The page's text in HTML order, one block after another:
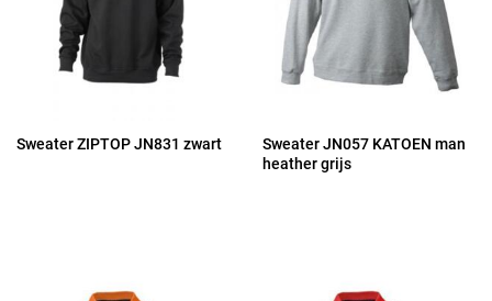
Sweater ZIPTOP JN831 zwart
Sweater JN057 KATOEN man
heather grijs